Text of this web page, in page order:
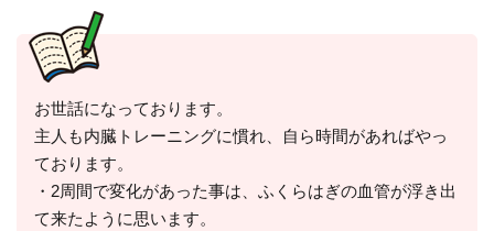
お世話になっております。
主人も内臓トレーニングに慣れ、自ら時間があればやっ
ております。
・2周間で変化があった事は、ふくらはぎの血管が浮き出
て来たように思います。